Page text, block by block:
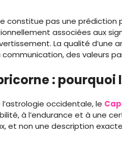
pas une prédiction
associées aux
La qualité d’une
des valeurs
:
occidentale, le
à l’endurance et à une
et non une description